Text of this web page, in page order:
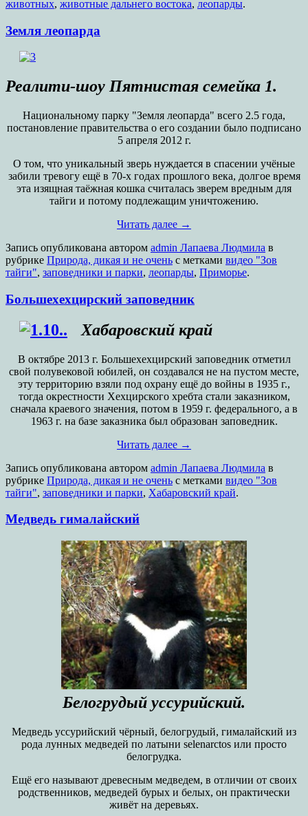
животных, животные дальнего востока, леопарды.
Земля леопарда
Реалити-шоу Пятнистая семейка 1.
Национальному парку "Земля леопарда" всего 2.5 года,
постановление правительства о его создании было подписано
5 апреля 2012 г.
О том, что уникальный зверь нуждается в спасении учёные
забили тревогу ещё в 70-х годах прошлого века, долгое время
эта изящная таёжная кошка считалась зверем вредным для
тайги и потому подлежащим уничтожению.
Читать далее →
Запись опубликована автором admin Лапаева Людмила в
рубрике Природа, дикая и не очень с метками видео "Зов
тайги", заповедники и парки, леопарды, Приморье.
Большехехцирский заповедник
Хабаровский край
В октябре 2013 г. Большехехцирский заповедник отметил
свой полувековой юбилей, он создавался не на пустом месте,
эту территорию взяли под охрану ещё до войны в 1935 г.,
тогда окрестности Хехцирского хребта стали заказником,
сначала краевого значения, потом в 1959 г. федерального, а в
1963 г. на базе заказника был образован заповедник.
Читать далее →
Запись опубликована автором admin Лапаева Людмила в
рубрике Природа, дикая и не очень с метками видео "Зов
тайги", заповедники и парки, Хабаровский край.
Медведь гималайский
Белогрудый уссурийский.
Медведь уссурийский чёрный, белогрудый, гималайский из
рода лунных медведей по латыни selenarctos или просто
белогрудка.
Ещё его называют древесным медведем, в отличии от своих
родственников, медведей бурых и белых, он практически
живёт на деревьях.